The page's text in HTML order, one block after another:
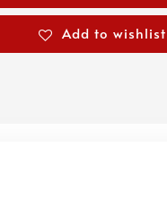
Add to wishlist